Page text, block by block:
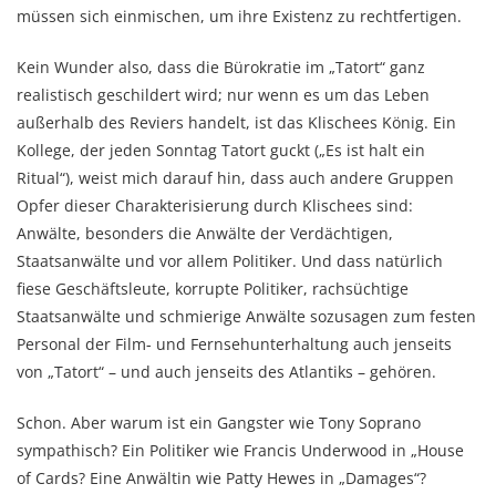
müssen sich einmischen, um ihre Existenz zu rechtfertigen.
Kein Wunder also, dass die Bürokratie im „Tatort“ ganz
realistisch geschildert wird; nur wenn es um das Leben
außerhalb des Reviers handelt, ist das Klischees König. Ein
Kollege, der jeden Sonntag Tatort guckt („Es ist halt ein
Ritual“), weist mich darauf hin, dass auch andere Gruppen
Opfer dieser Charakterisierung durch Klischees sind:
Anwälte, besonders die Anwälte der Verdächtigen,
Staatsanwälte und vor allem Politiker. Und dass natürlich
fiese Geschäftsleute, korrupte Politiker, rachsüchtige
Staatsanwälte und schmierige Anwälte sozusagen zum festen
Personal der Film- und Fernsehunterhaltung auch jenseits
von „Tatort“ – und auch jenseits des Atlantiks – gehören.
Schon. Aber warum ist ein Gangster wie Tony Soprano
sympathisch? Ein Politiker wie Francis Underwood in „House
of Cards? Eine Anwältin wie Patty Hewes in „Damages“?